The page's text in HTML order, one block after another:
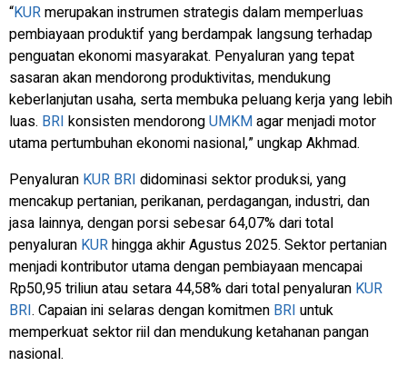
“KURmerupakan instrumen strategis dalam memperluas
pembiayaan produktif yang berdampak langsung terhadap
penguatan ekonomi masyarakat. Penyaluran yang tepat
sasaran akan mendorong produktivitas, mendukung
keberlanjutan usaha, serta membuka peluang kerja yang lebih
luas. BRI konsisten mendorongUMKMagar menjadi motor
utama pertumbuhan ekonomi nasional,” ungkap Akhmad.
Penyaluran KUR BRI didominasi sektor produksi, yang
mencakup pertanian, perikanan, perdagangan, industri, dan
jasa lainnya, dengan porsi sebesar 64,07% dari total
penyaluran KURhingga akhir Agustus 2025. Sektor pertanian
menjadi kontributor utama dengan pembiayaan mencapai
Rp50,95 triliun atau setara 44,58% dari total penyaluran KUR
BRI. Capaian ini selaras dengan komitmen BRI untuk
memperkuat sektor riil dan mendukung ketahanan pangan
nasional.